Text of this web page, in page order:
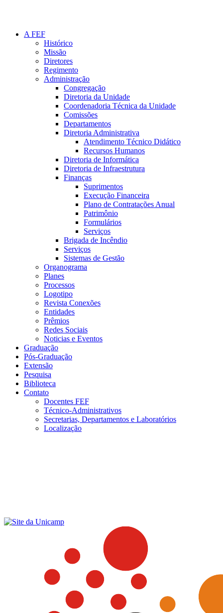
A FEF
Histórico
Missão
Diretores
Regimento
Administração
Congregação
Diretoria da Unidade
Coordenadoria Técnica da Unidade
Comissões
Departamentos
Diretoria Administrativa
Atendimento Técnico Didático
Recursos Humanos
Diretoria de Informática
Diretoria de Infraestrutura
Finanças
Suprimentos
Execução Financeira
Plano de Contratações Anual
Patrimônio
Formulários
Serviços
Brigada de Incêndio
Serviços
Sistemas de Gestão
Organograma
Planes
Processos
Logotipo
Revista Conexões
Entidades
Prêmios
Redes Sociais
Noticias e Eventos
Graduação
Pós-Graduação
Extensão
Pesquisa
Biblioteca
Contato
Docentes FEF
Técnico-Administrativos
Secretarias, Departamentos e Laboratórios
Localização